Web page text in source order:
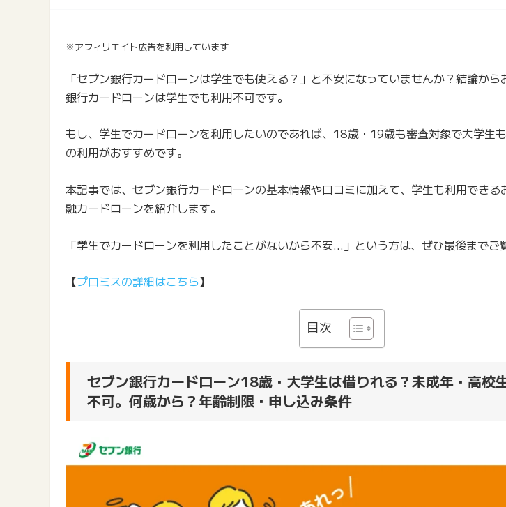
※アフィリエイト広告を利用しています
「セブン銀行カードローンは学生でも使える？」と不安になっていませんか？結論か
銀行カードローンは学生でも利用不可です。
もし、学生でカードローンを利用したいのであれば、18歳・19歳も審査対象で大学生
の利用がおすすめです。
本記事では、セブン銀行カードローンの基本情報や口コミに加えて、学生も利用できる
融カードローンを紹介します。
「学生でカードローンを利用したことがないから不安…」という方は、ぜひ最後までご
【プロミスの詳細はこちら】
目次
セブン銀行カードローン18歳・大学生は借りれる？未成年・高校
不可。何歳から？年齢制限・申し込み条件